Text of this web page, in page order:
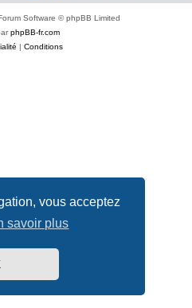
vous acceptez
savoir plus
Software © phpBB Limited
phpBB-fr.com
| Conditions